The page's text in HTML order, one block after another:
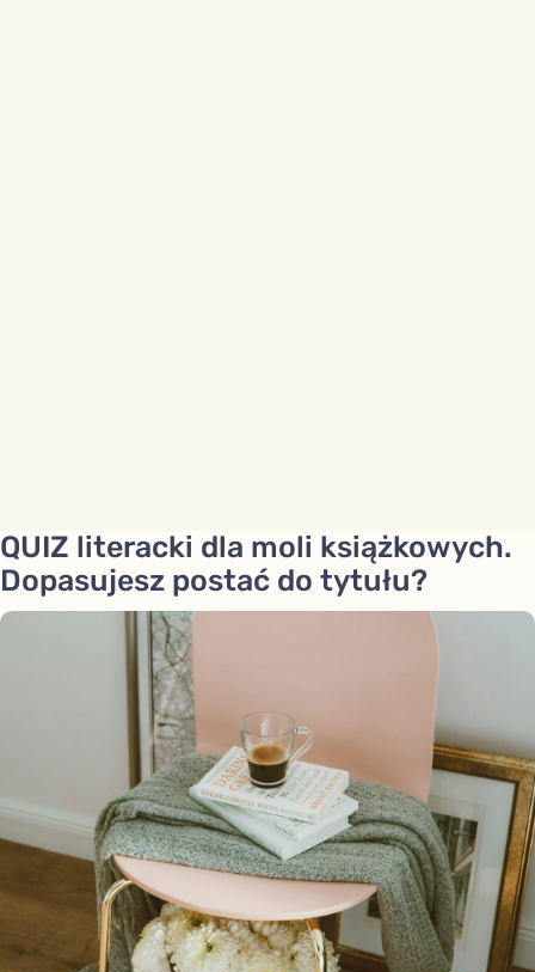
QUIZ literacki dla moli książkowych.
Dopasujesz postać do tytułu?